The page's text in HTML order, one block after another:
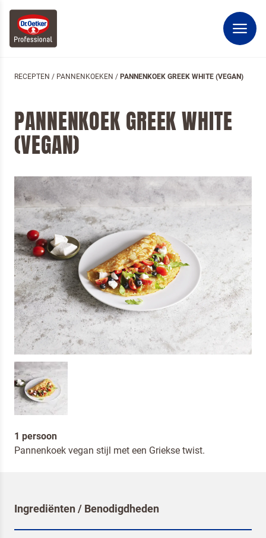
RECEPTEN / PANNENKOEKEN / PANNENKOEK GREEK WHITE (VEGAN)
PANNENKOEK GREEK WHITE
(VEGAN)
1 persoon
Pannenkoek vegan stijl met een Griekse twist.
Ingrediënten / Benodigdheden